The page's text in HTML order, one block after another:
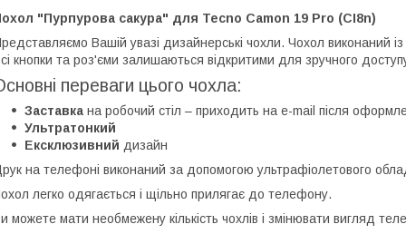
"Пурпурова сакура" для Tecno Camon 19 Pro (CI8n)
Вашій увазі дизайнерські чохли. Чохол виконаний
кнопки та роз'єми залишаються відкритими для зручного
переваги цього чохла:
Заставка на робочий стіл – приходить на e-mail після
Ультратонкий
Ексклюзивний дизайн
на телефоні виконаний за допомогою ультрафіолетового
легко одягається і щільно прилягає до телефону.
можете мати необмежену кількість чохлів і змінювати вигляд